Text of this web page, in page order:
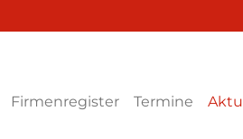
Firmenregister Termine